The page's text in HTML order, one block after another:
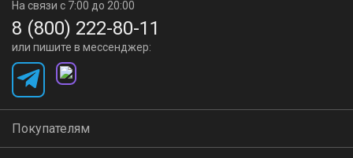
На связи с 7:00 до 20:00
8 (800) 222-80-11
или пишите в мессенджер:
Покупателям